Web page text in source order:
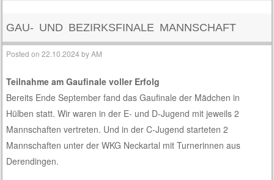
GAU- UND BEZIRKSFINALE MANNSCHAFT
Posted on22.10.2024 byAM
Teilnahme am Gaufinale voller Erfolg
Bereits Ende September fand das Gaufinale der Mädchen in
Hülben statt. Wir waren in der E- und D-Jugend mit jeweils 2
Mannschaften vertreten. Und in der C-Jugend starteten 2
Mannschaften unter der WKG Neckartal mit Turnerinnen aus
Derendingen.